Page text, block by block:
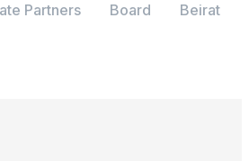
Partners Board Beirat